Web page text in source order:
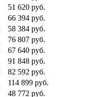
51 620 руб.
66 394 руб.
58 384 руб.
76 807 руб.
67 640 руб.
91 848 руб.
82 592 руб.
114 899 руб.
48 772 руб.